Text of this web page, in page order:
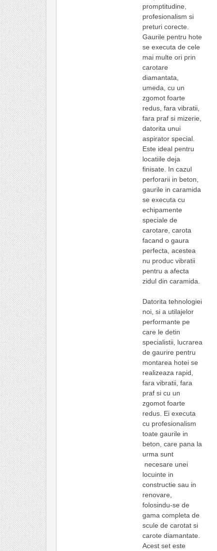
promptitudine,
profesionalism si
preturi corecte.
Gaurile pentru hote
se executa de cele
mai multe ori prin
carotare
diamantata,
umeda, cu un
zgomot foarte
redus, fara vibratii,
fara praf si mizerie,
datorita unui
aspirator special.
Este ideal pentru
locatiile deja
finisate. In cazul
perforarii in beton,
gaurile in caramida
se executa cu
echipamente
speciale de
carotare, carota
facand o gaura
perfecta, acestea
nu produc vibratii
pentru a afecta
zidul din caramida.
Datorita tehnologiei
noi, si a utilajelor
performante pe
care le detin
specialistii, lucrarea
de gaurire pentru
montarea hotei se
realizeaza rapid,
fara vibratii, fara
praf si cu un
zgomot foarte
redus. Ei executa
cu profesionalism
toate gaurile in
beton, care pana la
urma sunt
necesare unei
locuinte in
constructie sau in
renovare,
folosindu-se de
gama completa de
scule de carotat si
carote diamantate.
Acest set este